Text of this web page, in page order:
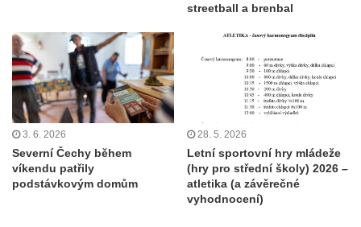
streetball a brenbal
3. 6. 2026
Severní Čechy během
víkendu patřily
podstávkovým domům
28. 5. 2026
Letní sportovní hry mládeže
(hry pro střední školy) 2026 –
atletika (a závěrečné
vyhodnocení)